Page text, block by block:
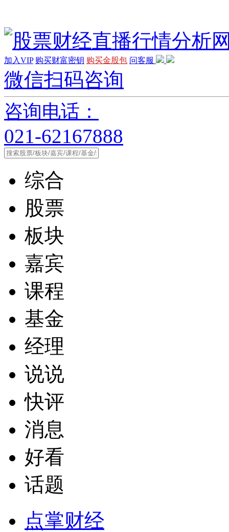
加入VIP 购买财富密钥 购买金股包 问客服
微信扫码咨询
咨询电话：
021-62167888
综合
股票
板块
嘉宾
课程
基金
经理
说说
快评
消息
好看
话题
点掌财经